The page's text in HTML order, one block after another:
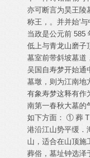
亦可断言为昊王陵
称王，。并并始’
当政是公元前 585
低上与青龙山磨子
墓室前带斜坡墓道
吴国自寿梦开始通
墓墩，则为江南地
有象寿梦这释有作
南第一春秋大墓的
如下方面： ① 葬 T
港沿江山势平缓．
山，适合在山顶施
葬俗，墓址钟选泽